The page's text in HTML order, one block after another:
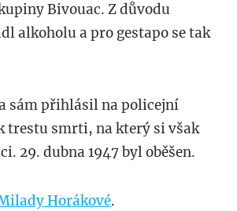
Bivouac. Z důvodu
alkoholu a pro gestapo se tak
sám přihlásil na policejní
trestu smrti, na který si však
29. dubna 1947 byl oběšen.
Horákové.